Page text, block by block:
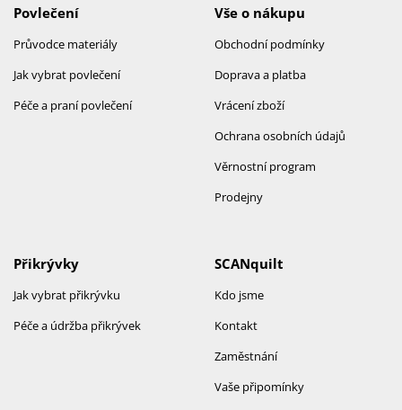
Povlečení
Průvodce materiály
Jak vybrat povlečení
Péče a praní povlečení
Vše o nákupu
Obchodní podmínky
Doprava a platba
Vrácení zboží
Ochrana osobních údajů
Věrnostní program
Prodejny
SCANquilt
Kdo jsme
Kontakt
Zaměstnání
Vaše připomínky
Přikrývky
Jak vybrat přikrývku
Péče a údržba přikrývek